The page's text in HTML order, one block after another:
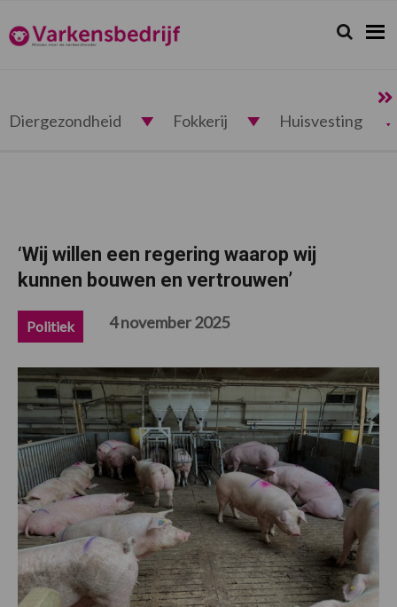
de
hoofdnavigatie
de
hoofd
de
eerste
de
voettekst
Varkensbedrijf.nl Zoeken...
Zoek
Diergezondheid Fokkerij Huisvesting
‘Wij willen een regering waarop wij
kunnen bouwen en vertrouwen’
Politiek 4 november 2025